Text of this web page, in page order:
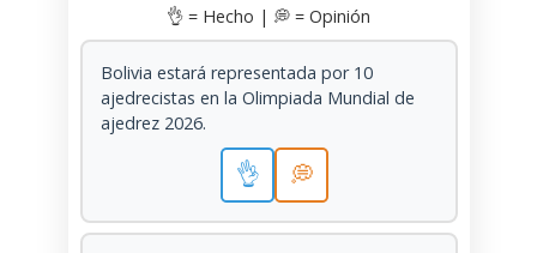
👌 = Hecho | 💭 = Opinión
Bolivia estará representada por 10
ajedrecistas en la Olimpiada Mundial de
ajedrez 2026.
👌 💭